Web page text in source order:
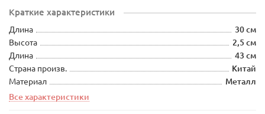
Краткие характеристики
Длина
30 см
Высота
2,5 см
Длина
43 см
Страна произв.
Китай
Материал
Металл
Все характеристики